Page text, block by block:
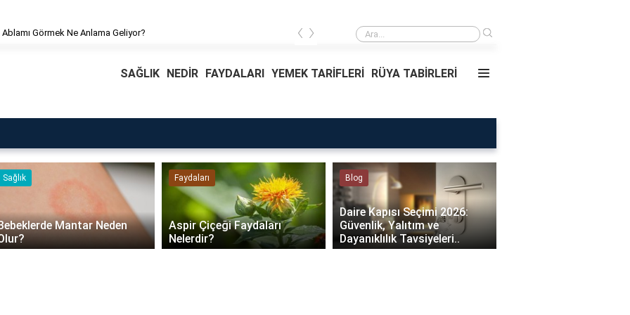
Görmek Ne Anlama Geliyor? Rüyada Ablamı Görmek Ne Anlama Geliyor?
‹ ›
SAĞLIK NEDİR FAYDALARI YEMEK TARİFLERİ RÜYA TABİRLERİ
Sağlık
Mantar Neden
Faydaları
Aspir Çiçeği Faydaları
Nelerdir?
Blog
Daire Kapısı Seçimi 2026:
Güvenlik, Yalıtım ve
Dayanıklılık Tavsiyeleri..